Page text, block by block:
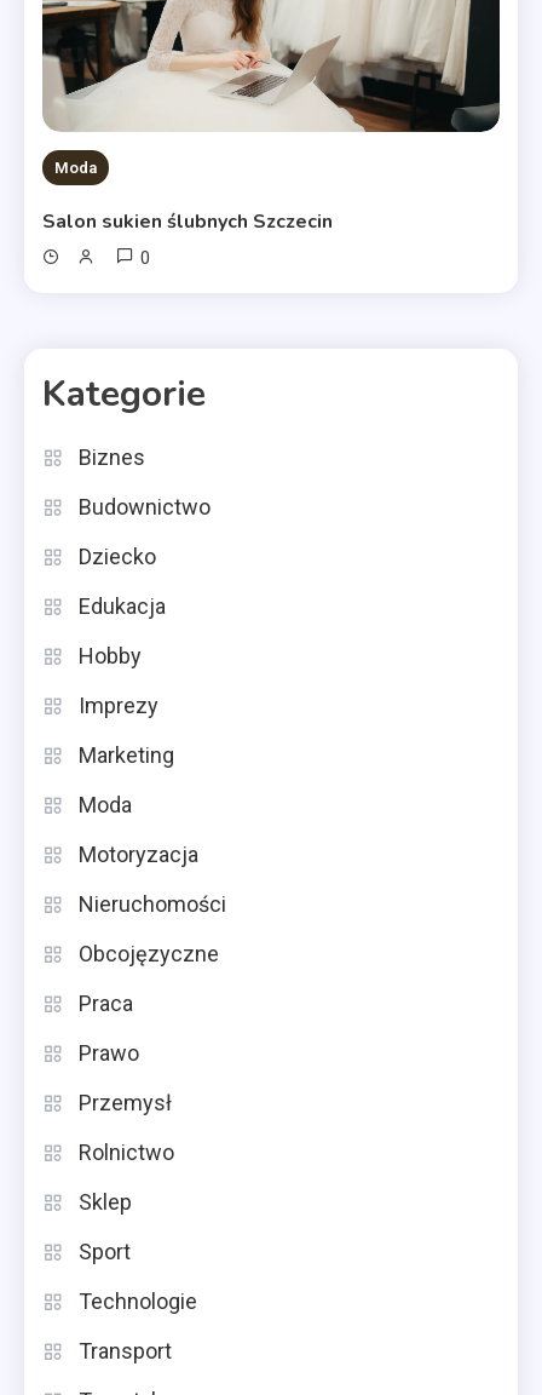
Moda
Salon sukien ślubnych Szczecin
0
Kategorie
Biznes
Budownictwo
Dziecko
Edukacja
Hobby
Imprezy
Marketing
Moda
Motoryzacja
Nieruchomości
Obcojęzyczne
Praca
Prawo
Przemysł
Rolnictwo
Sklep
Sport
Technologie
Transport